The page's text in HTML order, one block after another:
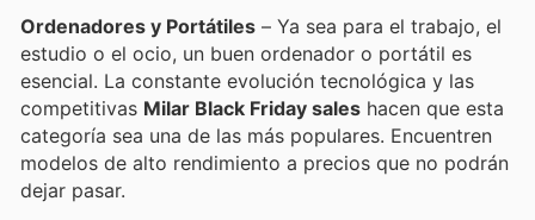
Ordenadores y Portátiles – Ya sea para el trabajo, el
estudio o el ocio, un buen ordenador o portátil es
esencial. La constante evolución tecnológica y las
competitivas Milar Black Friday sales hacen que esta
categoría sea una de las más populares. Encuentren
modelos de alto rendimiento a precios que no podrán
dejar pasar.